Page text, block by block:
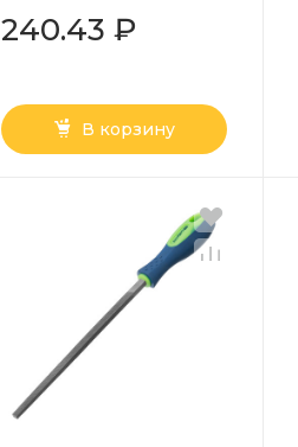
рукоятка, №2 Сибртех
240.43 ₽
В корзину